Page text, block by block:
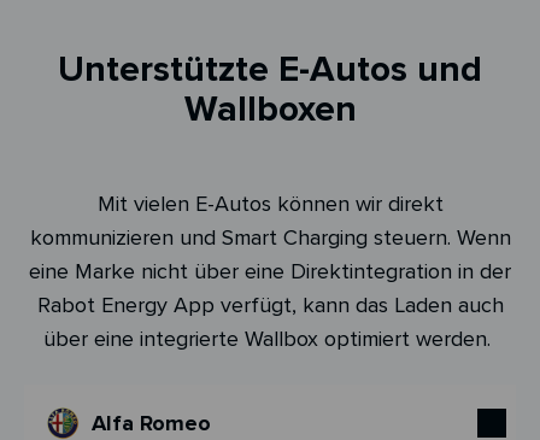
Unterstützte E-Autos und
Wallboxen
Mit vielen E-Autos können wir direkt
kommunizieren und Smart Charging steuern. Wenn
eine Marke nicht über eine Direktintegration in der
Rabot Energy App verfügt, kann das Laden auch
über eine integrierte Wallbox optimiert werden.
Alfa Romeo